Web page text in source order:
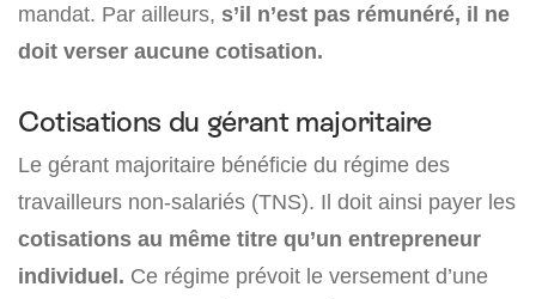
mandat. Par ailleurs, s’il n’est pas rémunéré, il ne
doit verser aucune cotisation.
Cotisations du gérant majoritaire
Le gérant majoritaire bénéficie du régime des
travailleurs non-salariés (TNS). Il doit ainsi payer les
cotisations au même titre qu’un entrepreneur
individuel. Ce régime prévoit le versement d’une